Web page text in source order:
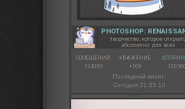
PHOTOSHOP:
творчество, которое открыто
абсолютно для всех
СООБЩЕНИЙ:
134393
УВАЖЕНИЕ:
+109
100500
Последний визит:
Сегодня 21:55:10